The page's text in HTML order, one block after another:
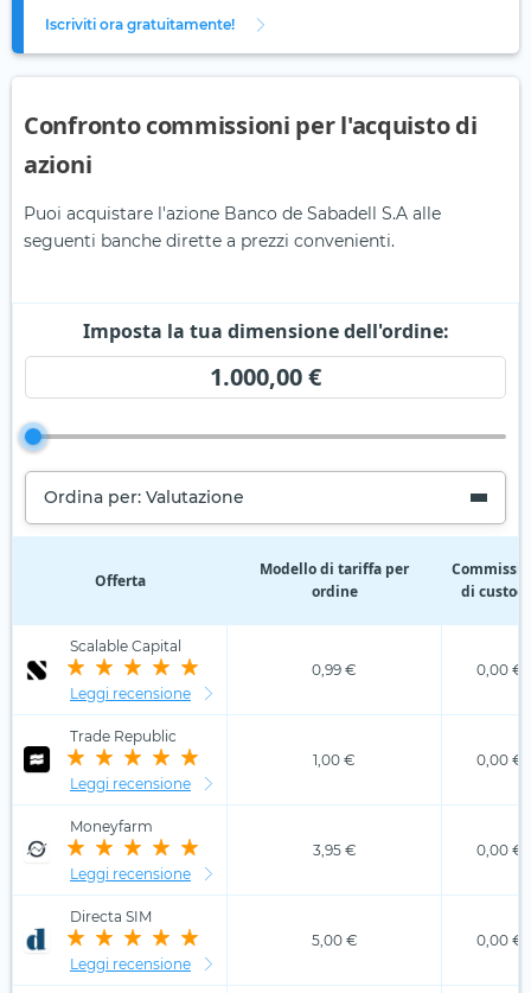
Iscriviti ora gratuitamente!
Confronto commissioni per l'acquisto di
azioni
Puoi acquistare l'azione Banco de Sabadell S.A alle
seguenti banche dirette a prezzi convenienti.
Imposta la tua dimensione dell'ordine:
1.000,00 €
Ordina per: Valutazione
Offerta
Modello di tariffa per
ordine
di
Scalable Capital
Leggi recensione
0,99 € 0,00 €
Trade Republic
Leggi recensione
1,00 € 0,00 €
Moneyfarm
Leggi recensione
3,95 € 0,00 €
Directa SIM
Leggi recensione
5,00 € 0,00 €